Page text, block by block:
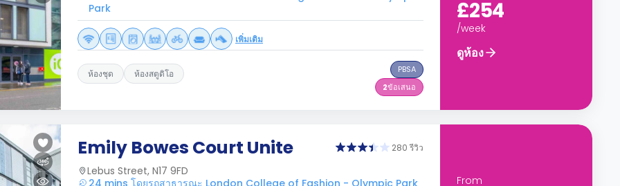
Park
เพิ่มเติม
ห้องชุด ห้องสตูดิโอ
PBSA
2ข้อเสนอ
£254
/week
ดูห้อง
Emily Bowes Court Unite 280 รีวิว
Lebus Street, N17 9FD
24 mins โดยรถสาธารณะ London College of Fashion - Olympic Park
From